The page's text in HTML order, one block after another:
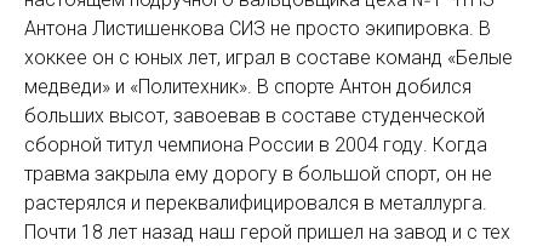
Антона Листишенкова СИЗ не просто экипировка. В
хоккее он с юных лет, играл в составе команд «Белые
медведи» и «Политехник». В спорте Антон добился
больших высот, завоевав в составе студенческой
сборной титул чемпиона России в 2004 году. Когда
травма закрыла ему дорогу в большой спорт, он не
растерялся и переквалифицировался в металлурга.
Почти 18 лет назад наш герой пришел на завод и с тех